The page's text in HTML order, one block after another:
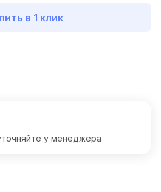
в 1 клик
у менеджера